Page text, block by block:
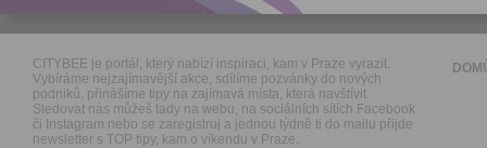
CITYBEE je portál, který nabízí inspiraci, kam v Praze vyrazit.
Vybíráme nejzajímavější akce, sdílíme pozvánky do nových
podniků, přinášíme tipy na zajímavá místa, která navštívit.
Sledovat nás můžeš tady na webu, na sociálních sítích Facebook
či Instagram nebo se zaregistruj a jednou týdně ti do mailu přijde
newsletter s TOP tipy, kam o víkendu v Praze.